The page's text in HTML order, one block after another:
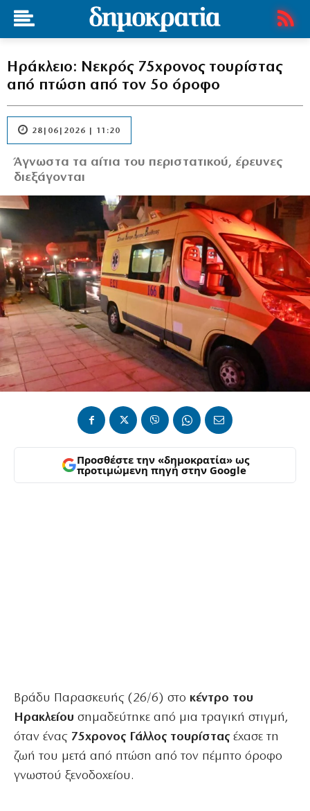
Ηράκλειο: Νεκρός 75χρονος τουρίστας
από πτώση από τον 5ο όροφο
28|06|2026 | 11:20
Άγνωστα τα αίτια του περιστατικού, έρευνες
διεξάγονται
Προσθέστε την «δημοκρατία» ως
προτιμώμενη πηγή στην Google
Βράδυ Παρασκευής (26/6) στο κέντρο του
Ηρακλείου σημαδεύτηκε από μια τραγική στιγμή,
όταν ένας 75χρονος Γάλλος τουρίστας έχασε τη
ζωή του μετά από πτώση από τον πέμπτο όροφο
γνωστού ξενοδοχείου.